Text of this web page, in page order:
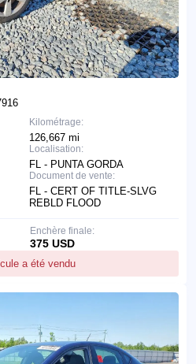
Kilométrage:
126,667 mi
Localisation:
FL - PUNTA GORDA
Document de vente:
FL - CERT OF TITLE-SLVG
REBLD FLOOD
a été vendu
Enchère finale:
375 USD